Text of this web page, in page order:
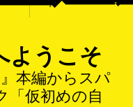
ようこそ
』本編からスパ
「仮初めの自